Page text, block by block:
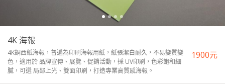
4K 海報
4K銅西紙海報，普遍為印刷海報用紙，紙張潔白耐久，不易變質變
色，適用於 品牌宣傳、展覽、促銷活動，採 UV印刷，色彩飽和細
膩，可選 局部上光、雙面印刷，打造專業高質感海報。
1900元